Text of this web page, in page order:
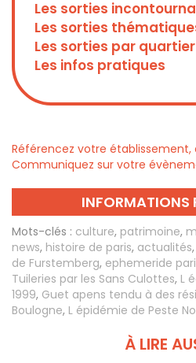
Les sorties
Les sorties
Les sorties par quartier
Les infos pratiques
Référencez votre établissement,
Communiquez sur votre
INFORMATIONS
Mots-clés : culture, patrimoine,
news, histoire de paris, actualités,
de Furstemberg, ephemeride
Tuileries par les Sans Culottes, L
1999, Guet apens tendu à des
Boulogne, L épidémie de Peste
À LIRE